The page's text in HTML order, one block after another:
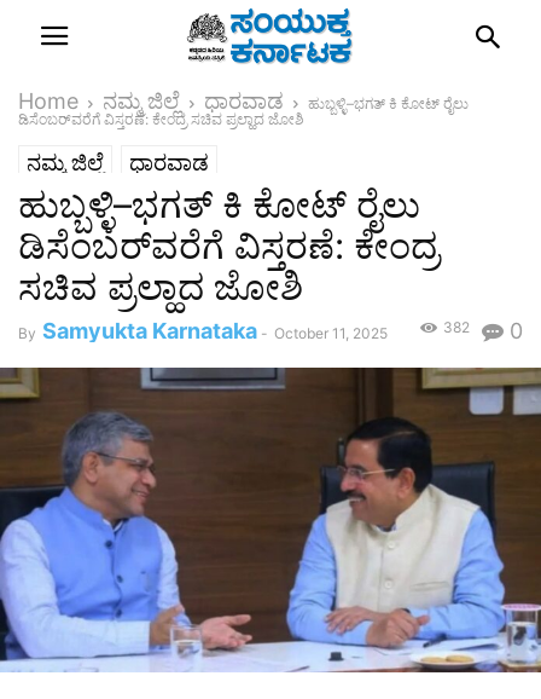
Home ನಮ್ಮ ಜಿಲ್ಲೆ ಧಾರವಾಡ
ಹುಬ್ಬಳ್ಳಿ–ಭಗತ್ ಕಿ ಕೋಟ್ ರೈಲು
ಡಿಸೆಂಬರ್‌ವರೆಗೆ ವಿಸ್ತರಣೆ: ಕೇಂದ್ರ ಸಚಿವ ಪ್ರಲ್ಹಾದ ಜೋಶಿ
ನಮ್ಮ ಜಿಲ್ಲೆ ಧಾರವಾಡ
ಹುಬ್ಬಳ್ಳಿ–ಭಗತ್ ಕಿ ಕೋಟ್ ರೈಲು
ಡಿಸೆಂಬರ್‌ವರೆಗೆ ವಿಸ್ತರಣೆ: ಕೇಂದ್ರ
ಸಚಿವ ಪ್ರಲ್ಹಾದ ಜೋಶಿ
By Samyukta Karnataka - October 11, 2025 0
382